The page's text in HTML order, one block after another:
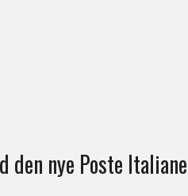
den nye Poste